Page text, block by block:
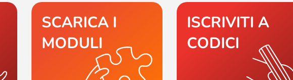
SCARICA I
MODULI
ISCRIVITI A
CODICI